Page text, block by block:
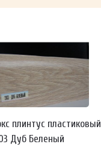
плинтус пластиковый
Дуб Беленый